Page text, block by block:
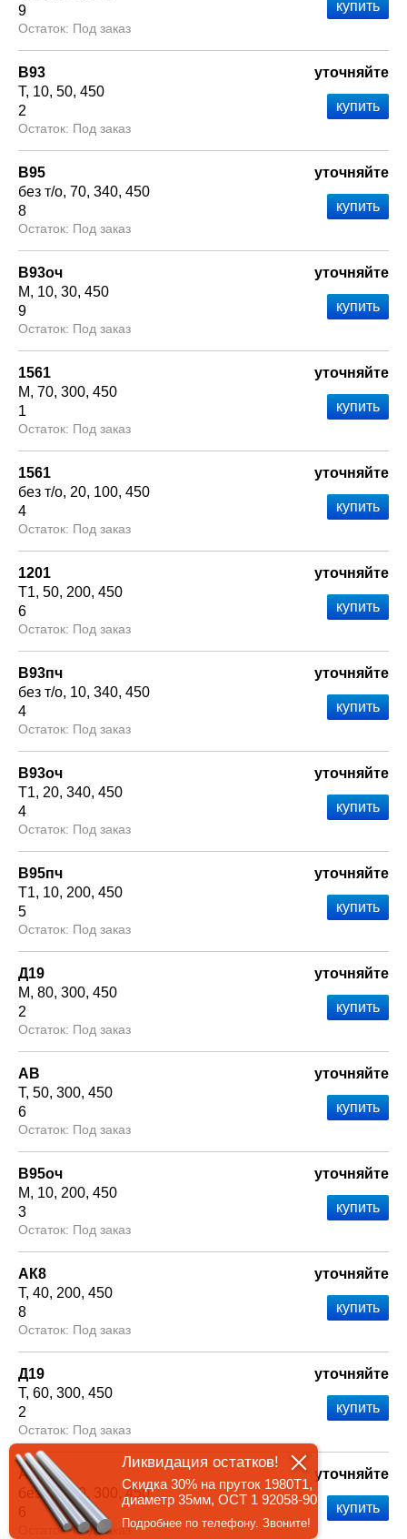
9
Под заказ
В93
Т 10 50 450
2
Под заказ
уточняйте
В95
без т/о 70 340 450
8
Под заказ
уточняйте
В93оч
М
10 30 450
9
Под заказ
уточняйте
1561
М 70 300 450
1
Под заказ
уточняйте
1561
без т/о 20 100 450
4
Под заказ
уточняйте
1201
Т1 50 200 450
6
Под заказ
уточняйте
В93пч
без т/о 10 340 450
4
Под заказ
уточняйте
В93оч
Т1 20 340 450
4
Под заказ
уточняйте
В95пч
Т1 10 200 450
5
Под заказ
уточняйте
Д19
М 80 300 450
2
Под заказ
уточняйте
АВ
Т 50 300 450
6
Под заказ
уточняйте
В95оч
М
10 200 450
3
Под заказ
уточняйте
АК8
Т 40 200 450
8
Под заказ
уточняйте
Д19
Т 60 300 450
2
Под заказ
уточняйте
Амг2
без т/о 60 300 450
6
Под заказ
уточняйте
Ликвидация остатков!
Скидка 30% на пруток 1980Т1,
диаметр 35мм, ОСТ 1 92058-90
Подробнее по телефону. Звоните!